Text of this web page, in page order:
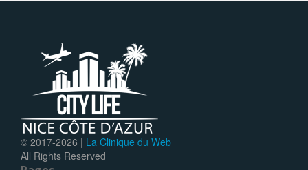
© 2017-2026 | La Clinique du Web
All Rights Reserved